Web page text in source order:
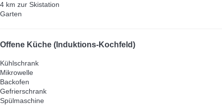
4 km zur Skistation
Garten
Offene Küche (Induktions-Kochfeld)
Kühlschrank
Mikrowelle
Backofen
Gefrierschrank
Spülmaschine